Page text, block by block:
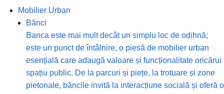
Mobilier Urban
Bănci
Banca este mai mult decât un simplu loc de odihnă;
este un punct de întâlnire, o piesă de mobilier urban
esențială care adaugă valoare și funcționalitate oricărui
spațiu public. De la parcuri și piețe, la trotuare și zone
pietonale, băncile invită la interacțiune socială și oferă o